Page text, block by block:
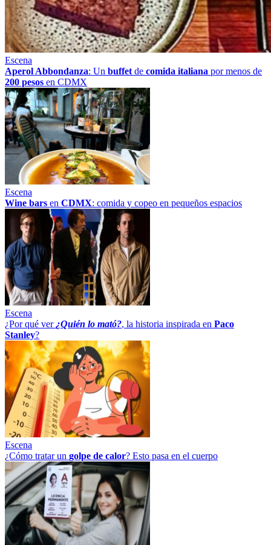
Escena
Aperol Abbondanza: Un buffet de comida italiana por menos de
200 pesos en CDMX
Escena
Wine bars en CDMX: comida y copeo en pequeños espacios
Escena
¿Por qué ver ¿Quién lo mató?, la historia inspirada en Paco
Stanley?
Escena
¿Cómo tratar un golpe de calor? Esto pasa en el cuerpo